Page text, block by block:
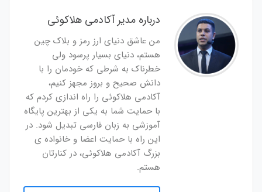
درباره مدیر آکادمی هلاکوئی
من عاشق دنیای ارز رمز و بلاک چین
هستم، دنیای بسیار پرسود ولی
خطرناک به شرطی که خودمان را با
دانش صحیح و بروز مجهز کنیم،
آکادمی هلاکوئی را راه اندازی کردم که
با حمایت شما به یکی از بهترین پایگاه
آموزشی به زبان فارسی تبدیل شود. در
این راه با حمایت اعضا و خانواده ی
بزرگ آکادمی هلاکوئی، در کنارتان
هستم.